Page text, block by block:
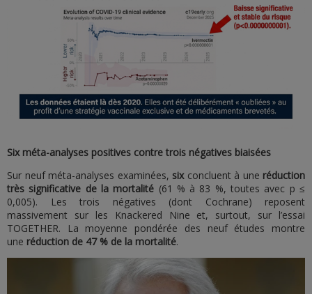
Six méta-analyses positives contre trois négatives biaisées
Sur neuf méta-analyses examinées, sixconcluent à une réduction
très significative de la mortalité (61 % à 83 %, toutes avec p ≤
0,005). Les trois négatives (dont Cochrane) reposent
massivement sur les Knackered Nine et, surtout, sur l’essai
TOGETHER. La moyenne pondérée des neuf études montre
une réduction de 47 % de la mortalité.